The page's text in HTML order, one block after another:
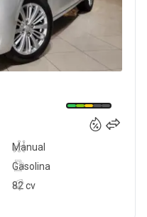
Manual
82 cv
Gasolina